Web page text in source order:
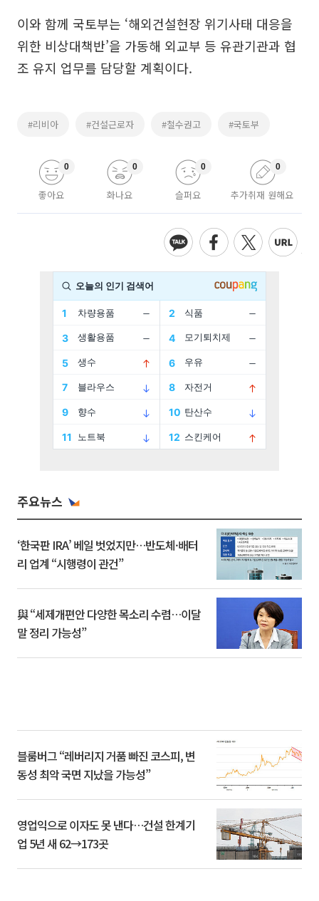
이와 함께 국토부는 ‘해외건설현장 위기사태 대응을
위한 비상대책반’을 가동해 외교부 등 유관기관과 협
조 유지 업무를 담당할 계획이다.
#리비아 #건설근로자 #철수권고 #국토부
좋아요
0
화나요
0
슬퍼요
0
추가취재 원해요
0
주요뉴스
‘한국판 IRA’ 베일 벗었지만…반도체·배터
리 업계 “시행령이 관건”
與 “세제개편안 다양한 목소리 수렴…이달
말 정리 가능성”
블룸버그 “레버리지 거품 빠진 코스피, 변
동성 최악 국면 지났을 가능성”
영업익으로 이자도 못 낸다…건설 한계기
업 5년 새 62→173곳